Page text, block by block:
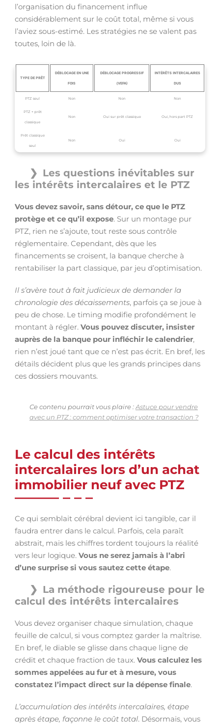
l’organisation du financement influe
considérablement sur le coût total, même si vous
l’aviez sous-estimé. Les stratégies ne se valent pas
toutes, loin de là.
TYPE DE PRÊT
DÉBLOCAGE EN UNE
FOIS
DÉBLOCAGE PROGRESSIF
(VEFA)
INTÉRÊTS INTERCALAIRES
DUS
PTZ seul Non Non Non
PTZ + prêt
classique
Non Oui sur prêt classique Oui, hors part PTZ
Prêt classique
seul
Non Oui Oui
Les questions inévitables sur
les intérêts intercalaires et le PTZ
Vous devez savoir, sans détour, ce que le PTZ
protège et ce qu’il expose. Sur un montage pur
PTZ, rien ne s’ajoute, tout reste sous contrôle
réglementaire. Cependant, dès que les
financements se croisent, la banque cherche à
rentabiliser la part classique, par jeu d’optimisation.
Il s’avère tout à fait judicieux de demander la
chronologie des décaissements, parfois ça se joue à
peu de chose. Le timing modifie profondément le
montant à régler. Vous pouvez discuter, insister
auprès de la banque pour infléchir le calendrier,
rien n’est joué tant que ce n’est pas écrit. En bref, les
détails décident plus que les grands principes dans
ces dossiers mouvants.
Ce contenu pourrait vous plaire :Astuce pour vendre
avec un PTZ : comment optimiser votre transaction ?
Le calcul des intérêts
intercalaires lors d’un achat
immobilier neuf avec PTZ
Ce qui semblait cérébral devient ici tangible, car il
faudra entrer dans le calcul. Parfois, cela paraît
abstrait, mais les chiffres tordent toujours la réalité
vers leur logique. Vous ne serez jamais à l’abri
d’une surprise si vous sautez cette étape.
La méthode rigoureuse pour le
calcul des intérêts intercalaires
Vous devez organiser chaque simulation, chaque
feuille de calcul, si vous comptez garder la maîtrise.
En bref, le diable se glisse dans chaque ligne de
crédit et chaque fraction de taux. Vous calculez les
sommes appelées au fur et à mesure, vous
constatez l’impact direct sur la dépense finale.
L’accumulation des intérêts intercalaires, étape
après étape, façonne le coût total. Désormais, vous